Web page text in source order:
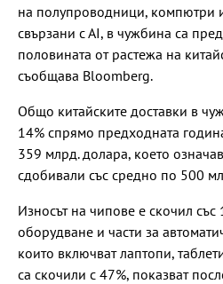
на полупроводници, компютри
свързани с АІ, в чужбина са
половината от растежа на
съобщава Bloomberg.
Общо китайските доставки в
14% спрямо предходната
359 млрд. долара, което
сдобивали със средно по 500
Износът на чипове е скочил
оборудване и части за
които включват лаптопи,
са скочили с 47%, показват